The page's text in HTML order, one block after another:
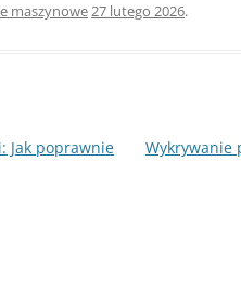
maszynowe27 lutego 2026.
Jak poprawnie
Wykrywanie